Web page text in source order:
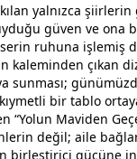
yalnızca
güven ve ona
ruhuna işlemiş
kaleminden çıkan
sunması;
bir tablo
“Yolun Maviden
değil; aile
birleştirici gücüne